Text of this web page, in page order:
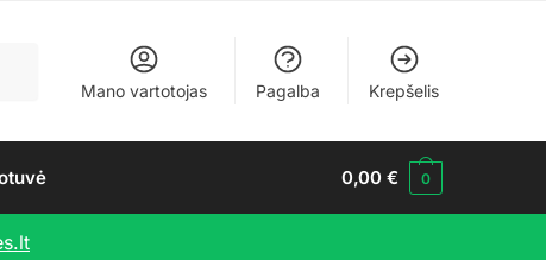
Mano vartotojas Pagalba Krepšelis
0,00€ 0